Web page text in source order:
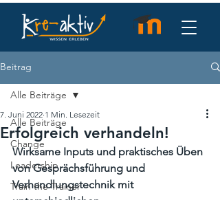
Beitrag
Alle Beiträge
Change
Leadership
Train the Trainer
Alle Beiträge
Erfolgreich verhandeln!
7. Juni 2022 1 Min. Lesezeit
Wirksame Inputs und praktisches Üben
von Gesprächsführung und
Verhandlungstechnik mit